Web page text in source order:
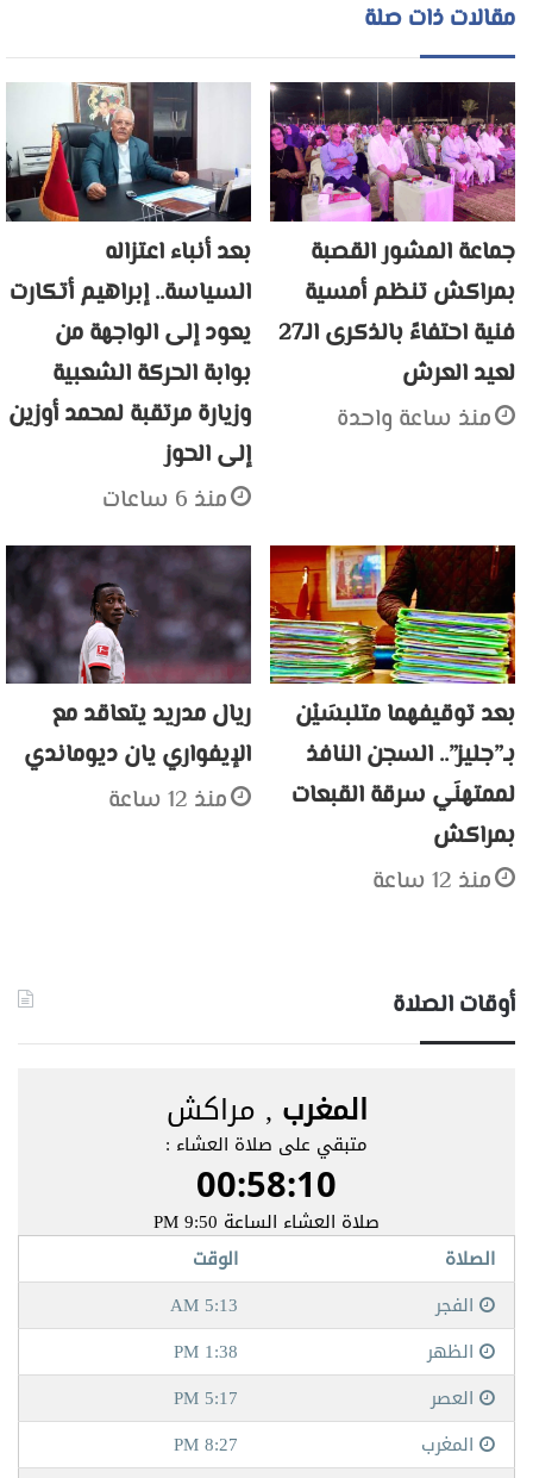
مقالات ذات صلة
جماعة المشور القصبة
بمراكش تنظم أمسية
فنية احتفاءً بالذكرى الـ27
لعيد العرش
منذ ساعة واحدة
بعد أنباء اعتزاله
السياسة.. إبراهيم أتكارت
يعود إلى الواجهة من
بوابة الحركة الشعبية
وزيارة مرتقبة لمحمد أوزين
إلى الحوز
منذ 6 ساعات
بعد توقيفهما متلبسَيْن
بـ”جليز”.. السجن النافذ
لممتهنَي سرقة القبعات
بمراكش
منذ 12 ساعة
ريال مدريد يتعاقد مع
الإيفواري يان ديوماندي
منذ 12 ساعة
أوقات الصلاة